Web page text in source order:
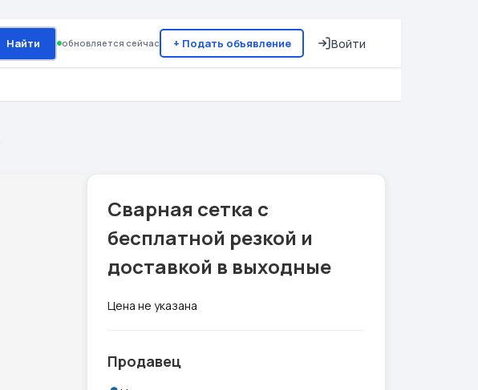
Найти обновляется сейчас + Подать объявление Войти
Сварная сетка с
бесплатной резкой и
доставкой в выходные
Цена не указана
Продавец